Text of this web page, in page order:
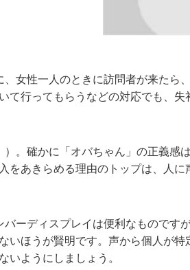
性一人のときに訪問者が来たら
行ってもらうなどの対応でも、失
確かに「オバちゃん」の正義感
あきらめる理由のトップは、人に
ディスプレイは便利なものです
ほうが賢明です。声から個人が
いようにしましょう。